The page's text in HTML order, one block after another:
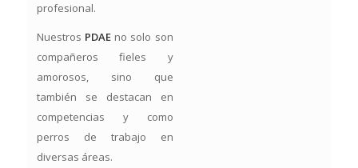
profesional.
Nuestros PDAEno solo son
compañeros fieles y
amorosos, sino que
también se destacan en
competencias y como
perros de trabajo en
diversas áreas.